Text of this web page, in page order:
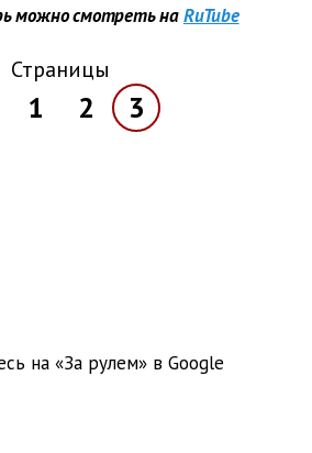
можно смотреть наRuTube
Страницы
1 2 3
на «За рулем» в Google